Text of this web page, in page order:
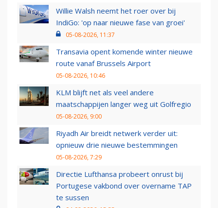
Willie Walsh neemt het roer over bij
IndiGo: 'op naar nieuwe fase van groei'
05-08-2026, 11:37
Transavia opent komende winter nieuwe
route vanaf Brussels Airport
05-08-2026, 10:46
KLM blijft net als veel andere
maatschappijen langer weg uit Golfregio
05-08-2026, 9:00
Riyadh Air breidt netwerk verder uit:
opnieuw drie nieuwe bestemmingen
05-08-2026, 7:29
Directie Lufthansa probeert onrust bij
Portugese vakbond over overname TAP
te sussen